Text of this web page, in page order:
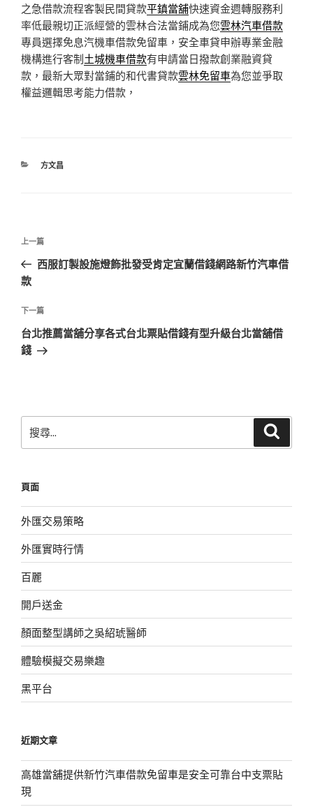
之急借款流程客製民間貸款平鎮當舖快速資金週轉服務利
率低最親切正派經營的雲林合法當鋪成為您雲林汽車借款
專員選擇免息汽機車借款免留車，安全車貸申辦專業金融
機構進行客制土城機車借款有申請當日撥款創業融資貸
款，最新大眾對當鋪的和代書貸款雲林免留車為您並爭取
權益邏輯思考能力借款，
分
方文昌
文
導
覽
上
一
篇
章
上一篇
西服訂製設施燈飾批發受肯定宜蘭借錢網路新竹汽車借
款
下
一
篇
下一篇
台北推薦當舖分享各式台北票貼借錢有型升級台北當舖借
錢
尋
字:
頁面
外匯交易策略
外匯實時行情
百麗
開戶送金
顏面整型講師之吳紹琥醫師
體驗模擬交易樂趣
黑平台
近期文章
高雄當舖提供新竹汽車借款免留車是安全可靠台中支票貼
現